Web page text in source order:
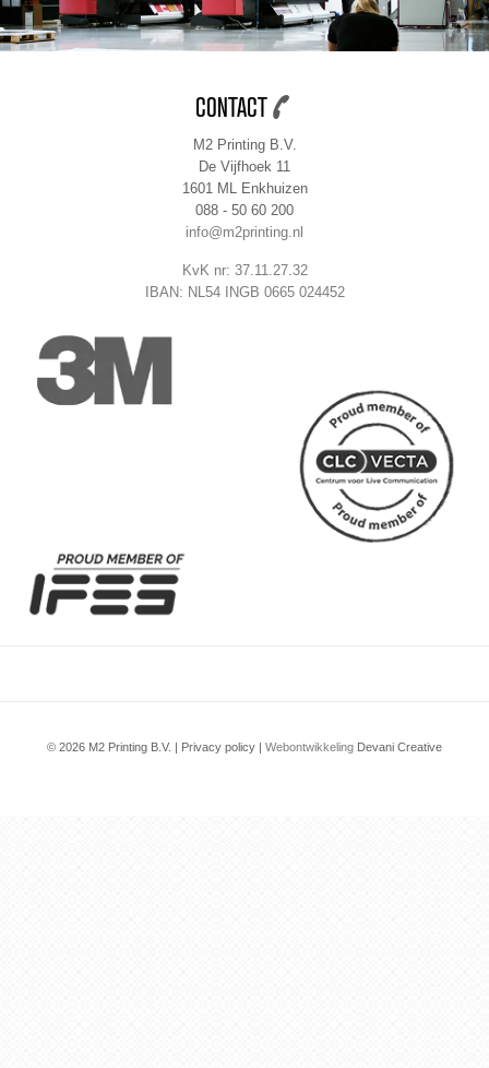
CONTACT
M2 Printing B.V.
De Vijfhoek 11
1601 ML Enkhuizen
088 - 50 60 200
info@m2printing.nl
KvK nr: 37.11.27.32
IBAN: NL54 INGB 0665 024452
© 2026 M2 Printing B.V. | Privacy policy Webontwikkeling Devani Creative